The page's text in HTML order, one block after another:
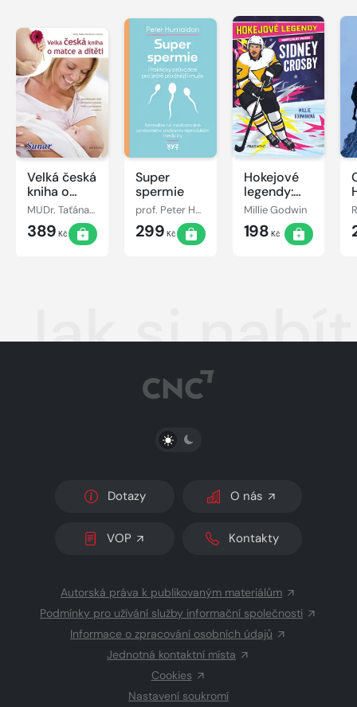
Velká česká
kniha o
matce a
dítěti
MUDr. Taťána Hanáková
389 Kč
Super
spermie
prof. Peter Humaidan
299 Kč
Hokejové
legendy:
Sidney
Crosby
Millie Godwin
198 Kč
Jak si
PŘEPNOUT SVĚTLÝ/TMAVÝ REŽIM
Dotazy O nás
VOP Kontakty
Autorská práva k publikovaným materiálům
Podmínky pro užívání služby informační společnosti
Informace o zpracování osobních údajů
Jednotná kontaktní místa
Cookies
Nastavení soukromí